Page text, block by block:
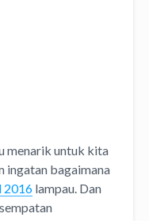
menarik untuk kita
ingatan bagaimana
2016 lampau. Dan